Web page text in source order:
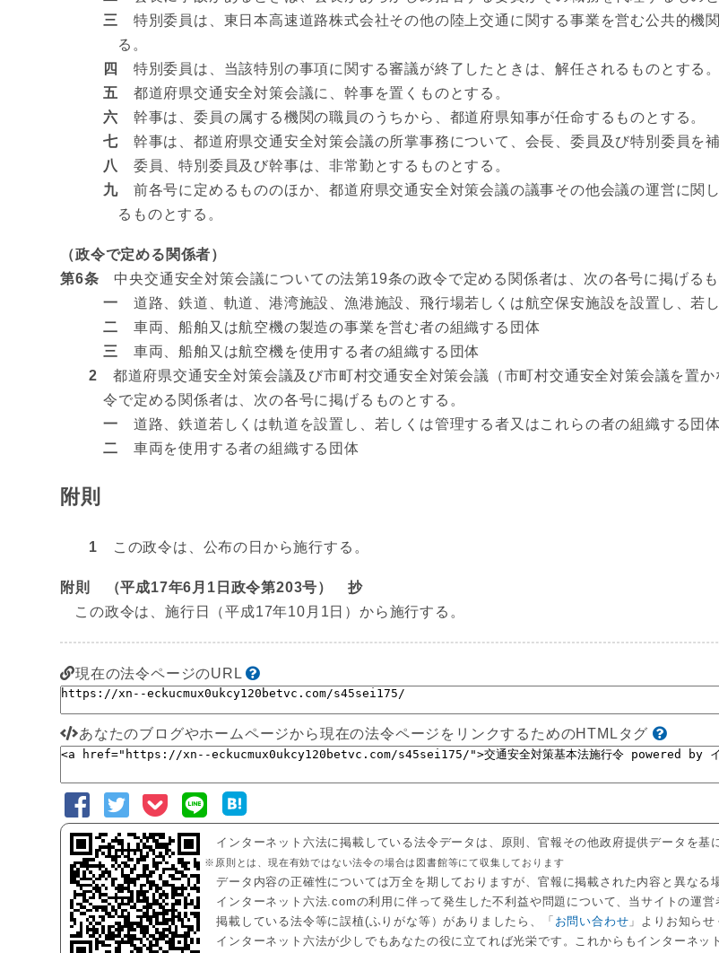
三
特別委員は、東日本高速道路株式会社その他の陸上交通に関する事業を営む公共的機
る。
四
特別委員は、当該特別の事項に関する審議が終了したときは、解任されるものとする。
五 都道府県交通安全対策会議に、幹事を置くものとする。
六 幹事は、委員の属する機関の職員のうちから、都道府県知事が任命するものとする。
七 幹事は、都道府県交通安全対策会議の所掌事務について、会長、委員及び特別委員を補
八
委員、特別委員及び幹事は、非常勤とするものとする。
九 前各号に定めるもののほか、都道府県交通安全対策会議の議事その他会議の運営に関
るものとする。
（政令で定める関係者）
第6条 中央交通安全対策会議についての法第19条の政令で定める関係者は、次の各号に掲げるも
一 道路、鉄道、軌道、港湾施設、漁港施設、飛行場若しくは航空保安施設を設置し、若
二 車両、船舶又は航空機の製造の事業を営む者の組織する団体
三
車両、船舶又は航空機を使用する者の組織する団体
2 都道府県交通安全対策会議及び市町村交通安全対策会議（市町村交通安全対策会議を置
令で定める関係者は、次の各号に掲げるものとする。
一 道路、鉄道若しくは軌道を設置し、若しくは管理する者又はこれらの者の組織する団体
二 車両を使用する者の組織する団体
附則
1 この政令は、公布の日から施行する。
附則 （平成17年6月1日政令第203号） 抄
この政令は、施行日（平成17年10月1日）から施行する。
現在の法令ページのURL
あなたのブログやホームページから現在の法令ページをリンクするためのHTMLタグ
インターネット六法に掲載している法令データは、原則、官報その他政府提供データを基
※原則とは、現在有効ではない法令の場合は図書館等にて収集しております
データ内容の正確性については万全を期しておりますが、官報に掲載された内容と異なる
インターネット六法.comの利用に伴って発生した不利益や問題について、当サイトの運営
掲載している法令等に誤植(ふりがな等）がありましたら、「 お問い合わせ 」よりお知ら
インターネット六法が少しでもあなたの役に立てれば光栄です。これからもインターネッ